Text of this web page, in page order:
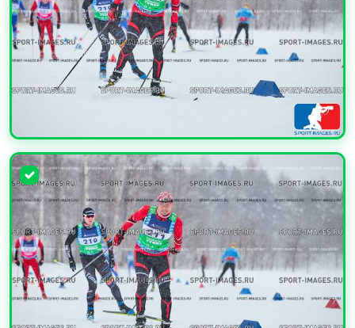
УВЕЛИЧИТЬ